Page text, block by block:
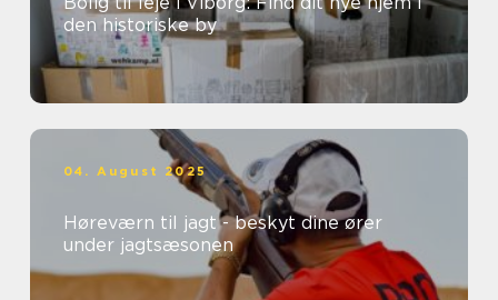
den historiske by
04. August 2025
Høreværn til jagt - beskyt dine ører
under jagtsæsonen